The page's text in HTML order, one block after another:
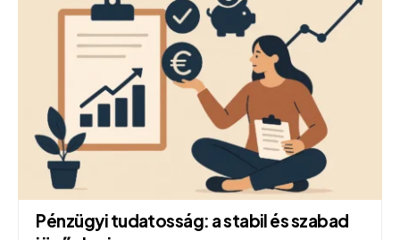
Pénzügyi tudatosság: a stabil és szabad